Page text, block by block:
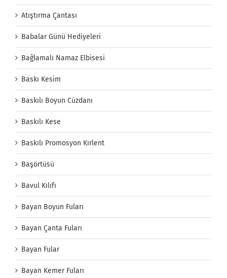
Atıştırma Çantası
Babalar Günü Hediyeleri
Bağlamalı Namaz Elbisesi
Baskı Kesim
Baskılı Boyun Cüzdanı
Baskılı Kese
Baskılı Promosyon Kırlent
Başörtüsü
Bavul Kılıfı
Bayan Boyun Fuları
Bayan Çanta Fuları
Bayan Fular
Bayan Kemer Fuları